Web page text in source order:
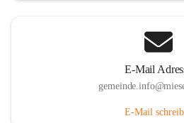
E-Mail
E-Mail